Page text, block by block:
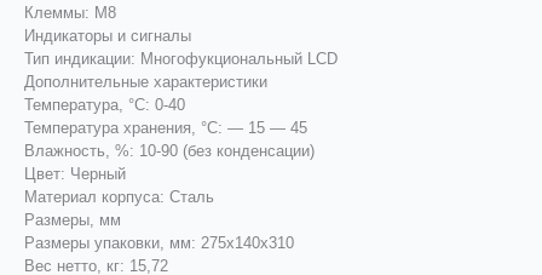
Клеммы: M8
Индикаторы и сигналы
Тип индикации: Многофукциональный LCD
Дополнительные характеристики
Температура, °С: 0-40
Температура хранения, °С: — 15 — 45
Влажность, %: 10-90 (без конденсации)
Цвет: Черный
Материал корпуса: Сталь
Размеры, мм
Размеры упаковки, мм: 275x140x310
Вес нетто, кг: 15,72